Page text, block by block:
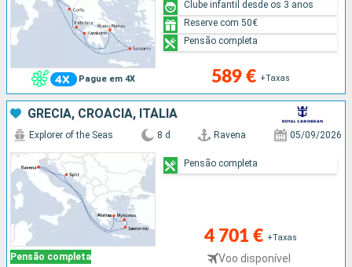
Pague em 4X 589 € +Taxas
Clube infantil desde os 3 anos
Reserve com 50€
Pensão completa
GRÉCIA, CROÁCIA, ITÁLIA
Pensão completa
Explorer of the Seas 8 d Ravena 05/09/2026
4 701 € +Taxas
Voo disponível
Pensão completa